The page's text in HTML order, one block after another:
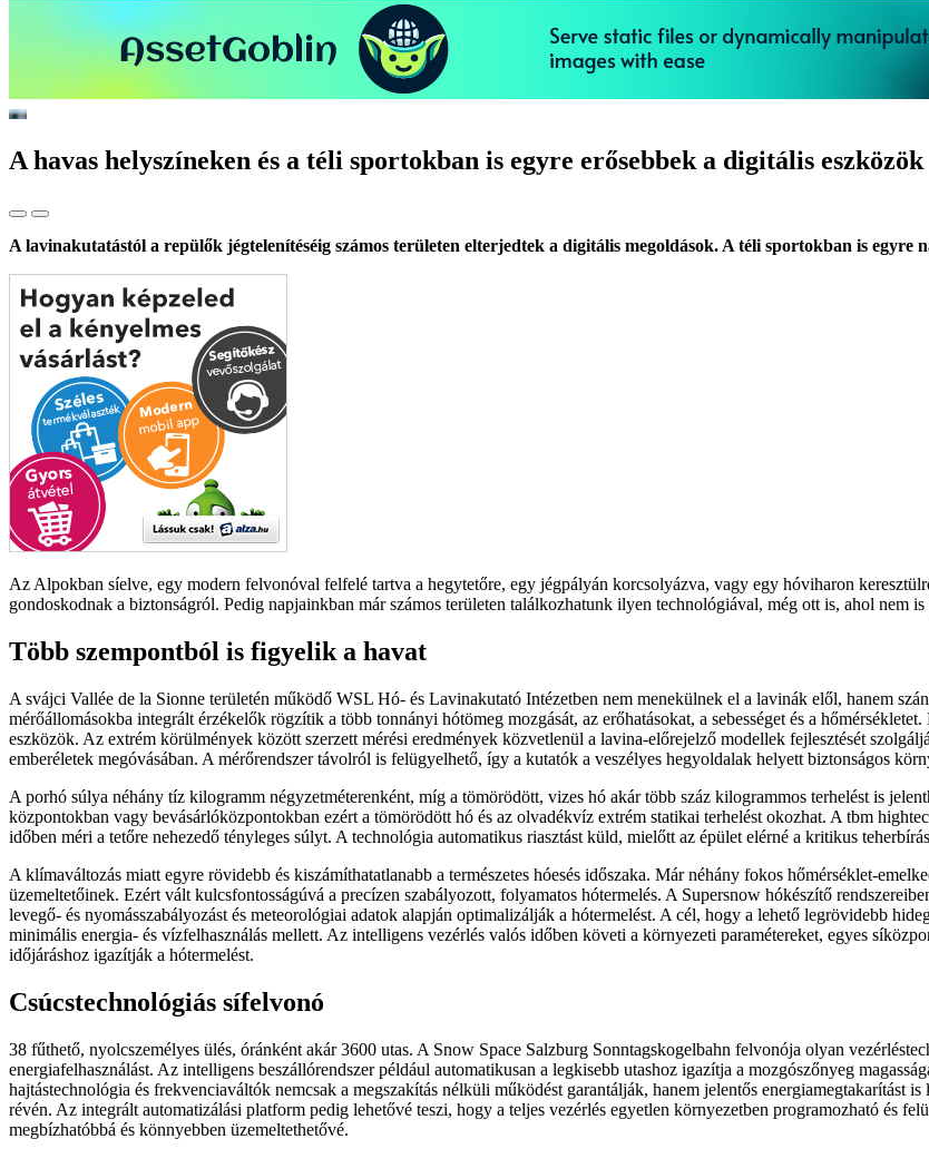
A havas helyszíneken és a téli sportokban is egyre erősebbek a digitális eszközök
A lavinakutatástól a repülők jégtelenítéséig számos területen elterjedtek a digitális megoldások. A téli sportokban is egyre
Az Alpokban síelve, egy modern felvonóval felfelé tartva a hegytetőre, egy jégpályán korcsolyázva, vagy egy hóviharon
gondoskodnak a biztonságról. Pedig napjainkban már számos területen találkozhatunk ilyen technológiával, még ott is, ahol nem
Több szempontból is figyelik a havat
A svájci Vallée de la Sionne területén működő WSL Hó- és Lavinakutató Intézetben nem menekülnek el a lavinák elől, hanem
mérőállomásokba integrált érzékelők rögzítik a több tonnányi hótömeg mozgását, az erőhatásokat, a sebességet és a
eszközök. Az extrém körülmények között szerzett mérési eredmények közvetlenül a lavina-előrejelző modellek fejlesztését
emberéletek megóvásában. A mérőrendszer távolról is felügyelhető, így a kutatók a veszélyes hegyoldalak helyett biztonságos
A porhó súlya néhány tíz kilogramm négyzetméterenként, míg a tömörödött, vizes hó akár több száz kilogrammos terhelést is
központokban vagy bevásárlóközpontokban ezért a tömörödött hó és az olvadékvíz extrém statikai terhelést okozhat. A tbm
időben méri a tetőre nehezedő tényleges súlyt. A technológia automatikus riasztást küld, mielőtt az épület elérné a kritikus
A klímaváltozás miatt egyre rövidebb és kiszámíthatatlanabb a természetes hóesés időszaka. Már néhány fokos hőmérséklet-
üzemeltetőinek. Ezért vált kulcsfontosságúvá a precízen szabályozott, folyamatos hótermelés. A Supersnow hókészítő
levegő- és nyomásszabályozást és meteorológiai adatok alapján optimalizálják a hótermelést. A cél, hogy a lehető legrövidebb
minimális energia- és vízfelhasználás mellett. Az intelligens vezérlés valós időben követi a környezeti paramétereket, egyes
időjáráshoz igazítják a hótermelést.
Csúcstechnológiás sífelvonó
38 fűthető, nyolcszemélyes ülés, óránként akár 3600 utas. A Snow Space Salzburg Sonntagskogelbahn felvonója olyan
energiafelhasználást. Az intelligens beszállórendszer például automatikusan a legkisebb utashoz igazítja a mozgószőnyeg
hajtástechnológia és frekvenciaváltók nemcsak a megszakítás nélküli működést garantálják, hanem jelentős energiamegtakarítást
révén. Az integrált automatizálási platform pedig lehetővé teszi, hogy a teljes vezérlés egyetlen környezetben programozható és
megbízhatóbbá és könnyebben üzemeltethetővé.